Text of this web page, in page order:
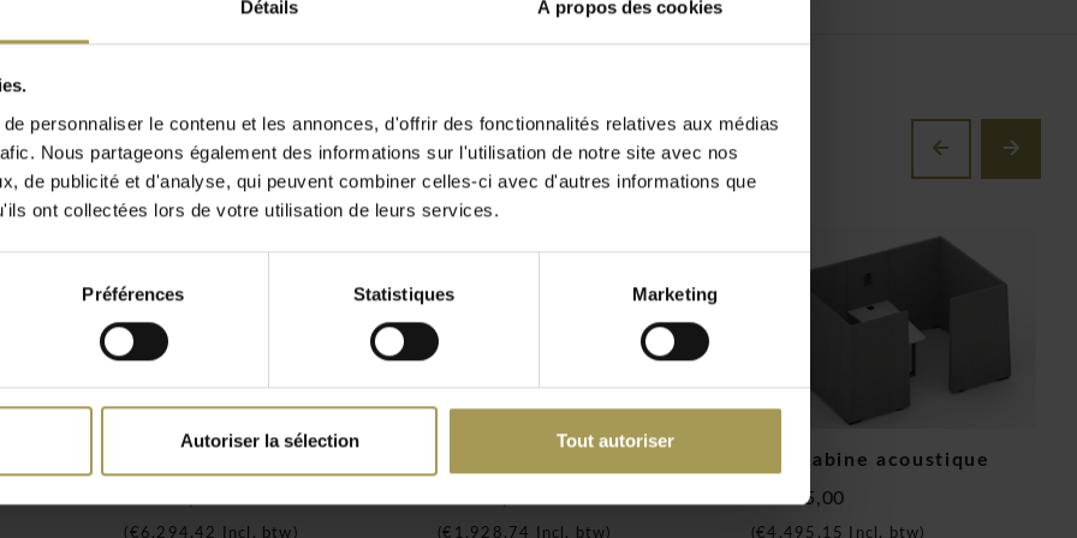
Détails À propos des cookies
personnaliser le contenu et les annonces, d'offrir des fonctionnalités relatives aux médias
Nous partageons également des informations sur l'utilisation de notre site avec nos
de publicité et d'analyse, qui peuvent combiner celles-ci avec d'autres informations que
ont collectées lors de votre utilisation de leurs services.
Préférences Statistiques Marketing
Autoriser la sélection Tout autoriser
de
à la santé. Nous
non seulement fournit
mais crée
Le Hub
travail pour des
simplement pour les
absorbent les sons.
de particules et de
spéciale à l'extérieur et
88% de laine, 12% de
équipée de hauts
tous les meubles
€5.202,00
€6.294,42 Incl. btw)
€1.594,00
(€1.928,74 Incl. btw)
Jazz cabine acoustique
€3.715,00
(€4.495,15 Incl. btw)